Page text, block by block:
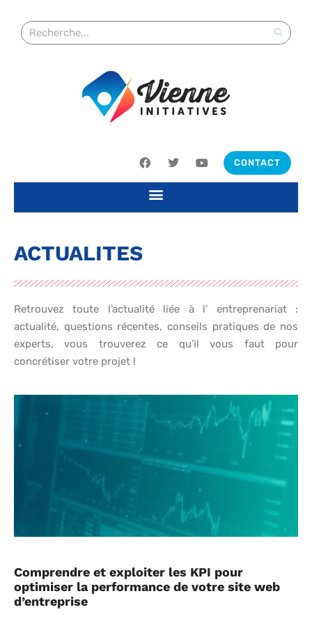
CONTACT
ACTUALITES
Retrouvez toute l’actualité liée à l’ entreprenariat :
actualité, questions récentes, conseils pratiques de nos
experts, vous trouverez ce qu’il vous faut pour
concrétiser votre projet !
Comprendre et exploiter les KPI pour
optimiser la performance de votre site web
d’entreprise